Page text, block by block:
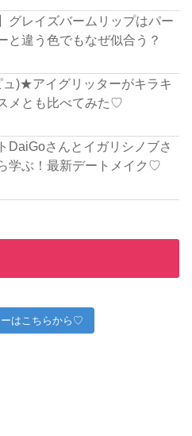
グレイズバームリップはパー
と違う色でもなぜ似合う？
ュ)★アイグリッターがキラキ
メとも比べてみた♡
DaiGoさんとイガリシノブさ
学ぶ！最新デートメイク♡
ーはこちらから♡